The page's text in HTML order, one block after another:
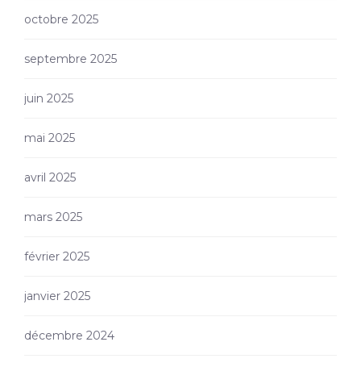
octobre 2025
septembre 2025
juin 2025
mai 2025
avril 2025
mars 2025
février 2025
janvier 2025
décembre 2024